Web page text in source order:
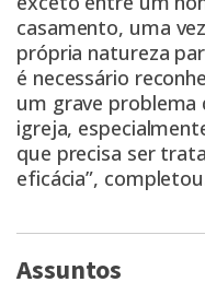
casamento, uma
própria natureza
é necessário
um grave problema
igreja,
que precisa ser
eficácia”,
Assuntos